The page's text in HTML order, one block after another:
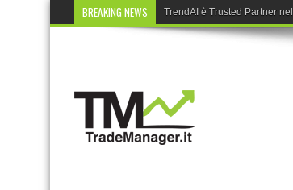
BREAKING NEWS TrendAI è Trusted Partner